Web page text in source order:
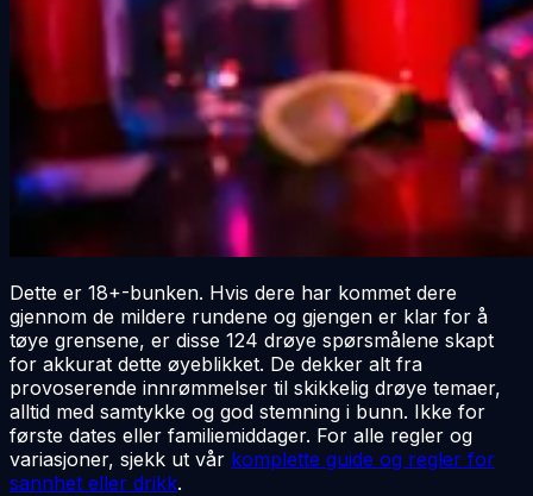
Dette er 18+-bunken. Hvis dere har kommet dere
gjennom de mildere rundene og gjengen er klar for å
tøye grensene, er disse 124 drøye spørsmålene skapt
for akkurat dette øyeblikket. De dekker alt fra
provoserende innrømmelser til skikkelig drøye temaer,
alltid med samtykke og god stemning i bunn. Ikke for
første dates eller familiemiddager. For alle regler og
variasjoner, sjekk ut vår komplette guide og regler for
sannhet eller drikk.